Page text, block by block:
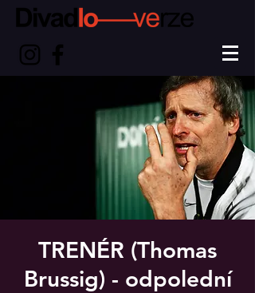
TRENÉR (Thomas
Brussig) - odpolední